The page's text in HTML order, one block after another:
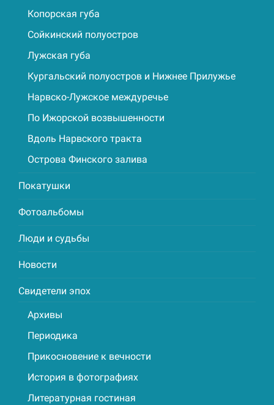
Копорская губа
Сойкинский полуостров
Лужская губа
Кургальский полуостров и Нижнее Прилужье
Нарвско-Лужское междуречье
По Ижорской возвышенности
Вдоль Нарвского тракта
Острова Финского залива
Покатушки
Фотоальбомы
Люди и судьбы
Новости
Свидетели эпох
Архивы
Периодика
Прикосновение к вечности
История в фотографиях
Литературная гостиная